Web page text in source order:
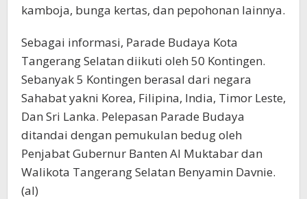
kamboja, bunga kertas, dan pepohonan lainnya.
Sebagai informasi, Parade Budaya Kota
Tangerang Selatan diikuti oleh 50 Kontingen.
Sebanyak 5 Kontingen berasal dari negara
Sahabat yakni Korea, Filipina, India, Timor Leste,
Dan Sri Lanka. Pelepasan Parade Budaya
ditandai dengan pemukulan bedug oleh
Penjabat Gubernur Banten Al Muktabar dan
Walikota Tangerang Selatan Benyamin Davnie.
(al)